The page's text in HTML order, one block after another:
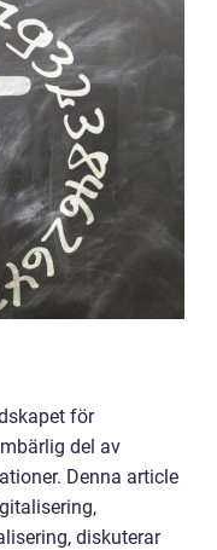
för
del av
Denna article
diskuterar